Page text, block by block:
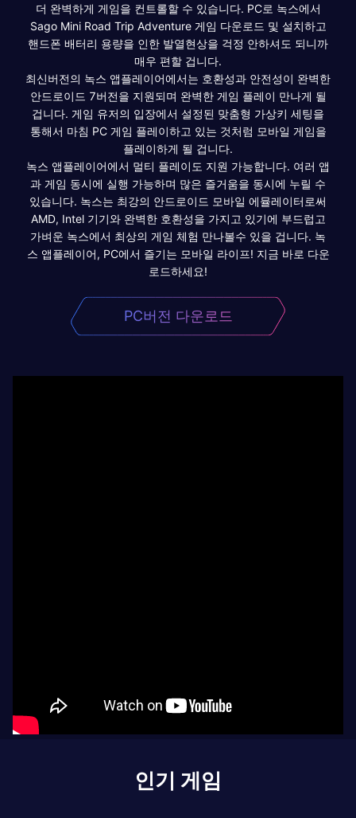
더 완벽하게 게임을 컨트롤할 수 있습니다. PC로 녹스에서
Sago Mini Road Trip Adventure 게임 다운로드 및 설치하고
핸드폰 배터리 용량을 인한 발열현상을 걱정 안하셔도 되니까
매우 편할 겁니다.
최신버전의 녹스 앱플레이어에서는 호환성과 안전성이 완벽한
안드로이드 7버전을 지원되며 완벽한 게임 플레이 만나게 될
겁니다. 게임 유저의 입장에서 설정된 맞춤형 가상키 세팅을
통해서 마침 PC 게임 플레이하고 있는 것처럼 모바일 게임을
플레이하게 될 겁니다.
녹스 앱플레이어에서 멀티 플레이도 지원 가능합니다. 여러 앱
과 게임 동시에 실행 가능하며 많은 즐거움을 동시에 누릴 수
있습니다. 녹스는 최강의 안드로이드 모바일 에뮬레이터로써
AMD, Intel 기기와 완벽한 호환성을 가지고 있기에 부드럽고
가벼운 녹스에서 최상의 게임 체험 만나볼수 있을 겁니다. 녹
스 앱플레이어, PC에서 즐기는 모바일 라이프! 지금 바로 다운
로드하세요!
PC버전 다운로드
인기 게임